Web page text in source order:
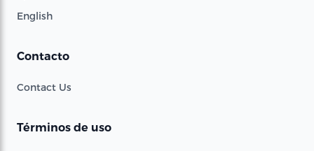
English
Contacto
Contact Us
Términos de uso